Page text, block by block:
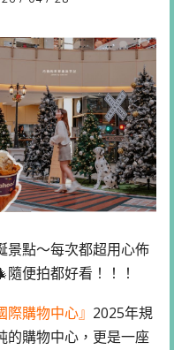
景點～每次都超用心佈
便拍都好看！！！
購物中心』 2025年規
的購物中心，更是一座